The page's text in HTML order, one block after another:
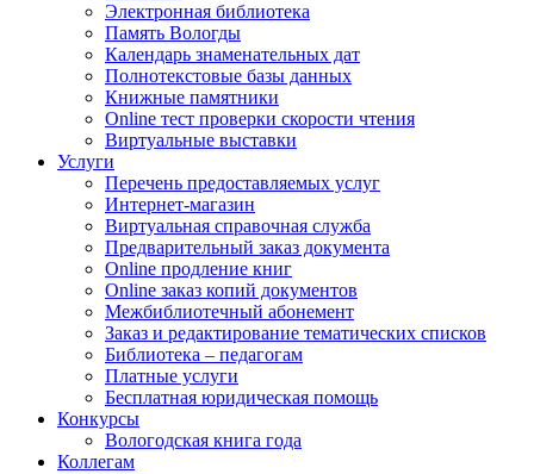
Электронная библиотека
Память Вологды
Календарь знаменательных дат
Полнотекстовые базы данных
Книжные памятники
Online тест проверки скорости чтения
Виртуальные выставки
Услуги
Перечень предоставляемых услуг
Интернет-магазин
Виртуальная справочная служба
Предварительный заказ документа
Online продление книг
Online заказ копий документов
Межбиблиотечный абонемент
Заказ и редактирование тематических списков
Библиотека – педагогам
Платные услуги
Бесплатная юридическая помощь
Конкурсы
Вологодская книга года
Коллегам